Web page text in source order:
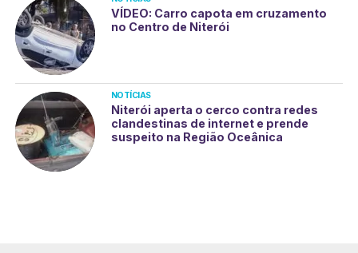
VÍDEO: Carro capota em cruzamento
no Centro de Niterói
NOTÍCIAS
Niterói aperta o cerco contra redes
clandestinas de internet e prende
suspeito na Região Oceânica